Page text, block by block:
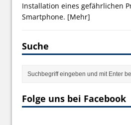
Installation eines gefährlichen
Smartphone. [Mehr]
Suche
Folge uns bei Facebook